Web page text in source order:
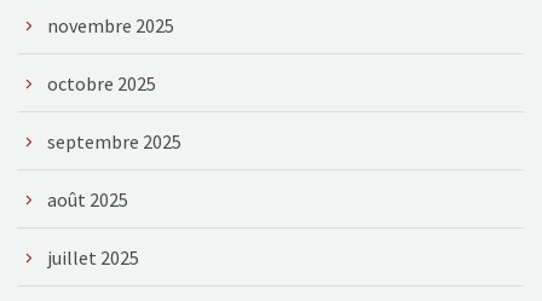
novembre 2025
octobre 2025
septembre 2025
août 2025
juillet 2025